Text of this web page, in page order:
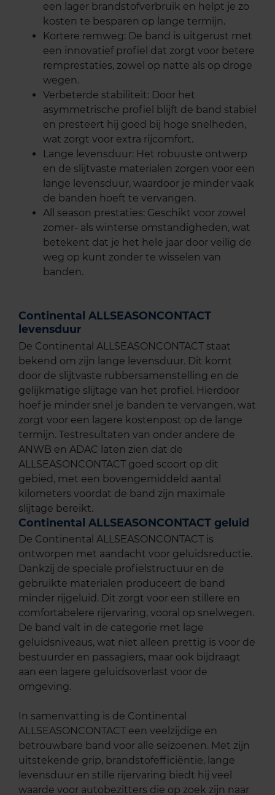
een lager brandstofverbruik en helpt je zo
kosten te besparen op lange termijn.
Kortere remweg: De band is uitgerust met
een innovatief profiel dat zorgt voor betere
remprestaties, zowel op natte als op droge
wegen.
Verbeterde stabiliteit: Door het
asymmetrische profiel blijft de band stabiel
en presteert hij goed bij hoge snelheden,
wat zorgt voor extra rijcomfort.
Lange levensduur: Het robuuste ontwerp
en de slijtvaste materialen zorgen voor een
lange levensduur, waardoor je minder vaak
de banden hoeft te vervangen.
All season prestaties: Geschikt voor zowel
zomer- als winterse omstandigheden, wat
betekent dat je het hele jaar door veilig de
weg op kunt zonder te wisselen van
banden.
Continental ALLSEASONCONTACT
levensduur
De Continental ALLSEASONCONTACT staat
bekend om zijn lange levensduur. Dit komt
door de slijtvaste rubbersamenstelling en de
gelijkmatige slijtage van het profiel. Hierdoor
hoef je minder snel je banden te vervangen, wat
zorgt voor een lagere kostenpost op de lange
termijn. Testresultaten van onder andere de
ANWB en ADAC laten zien dat de
ALLSEASONCONTACT goed scoort op dit
gebied, met een bovengemiddeld aantal
kilometers voordat de band zijn maximale
slijtage bereikt.
Continental ALLSEASONCONTACT geluid
De Continental ALLSEASONCONTACT is
ontworpen met aandacht voor geluidsreductie.
Dankzij de speciale profielstructuur en de
gebruikte materialen produceert de band
minder rijgeluid. Dit zorgt voor een stillere en
comfortabelere rijervaring, vooral op snelwegen.
De band valt in de categorie met lage
geluidsniveaus, wat niet alleen prettig is voor de
bestuurder en passagiers, maar ook bijdraagt
aan een lagere geluidsoverlast voor de
omgeving.
In samenvatting is de Continental
ALLSEASONCONTACT een veelzijdige en
betrouwbare band voor alle seizoenen. Met zijn
uitstekende grip, brandstofefficiëntie, lange
levensduur en stille rijervaring biedt hij veel
waarde voor autobezitters die op zoek zijn naar